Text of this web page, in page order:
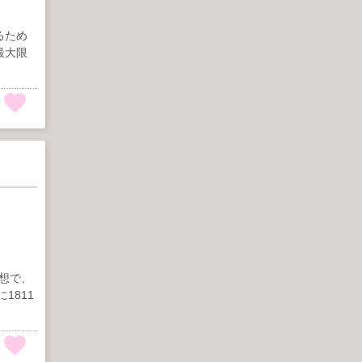
ため
大限
で、
1811